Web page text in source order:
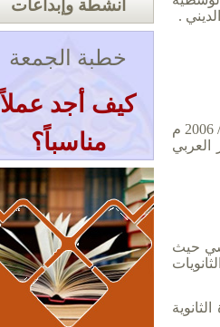
أنشطة وإبداعات
خطبة الجمعة
كيف أجد عملاً
مناسباً؟
« أرشيف الخطب
.
تم إحداث الثانوية بقرار من السيد وزير الأوقاف في الجمهورية العربية السورية قرار رقم / 1027 / بتاريخ 12 / 2 / 2006 م
العربي
حيث